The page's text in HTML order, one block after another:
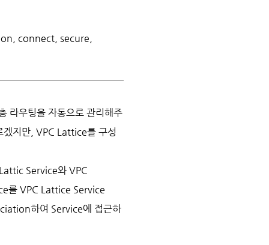
connect, secure,
라우팅을 자동으로 관리해주
지만, VPC Lattice를 구성
Service와 VPC
를 VPC Lattice Service
하여 Service에 접근하